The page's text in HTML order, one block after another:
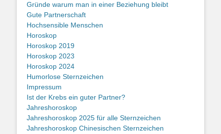
Gründe warum man in einer Beziehung bleibt
Gute Partnerschaft
Hochsensible Menschen
Horoskop
Horoskop 2019
Horoskop 2023
Horoskop 2024
Humorlose Sternzeichen
Impressum
Ist der Krebs ein guter Partner?
Jahreshoroskop
Jahreshoroskop 2025 für alle Sternzeichen
Jahreshoroskop Chinesischen Sternzeichen